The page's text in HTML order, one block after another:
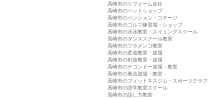
高崎市のリフォーム会社
高崎市のペットショップ
高崎市のペンション・コテージ
高崎市のゴルフ練習場・ショップ
高崎市の水泳教室・スイミングスクール
高崎市のダンススクール教室
高崎市のフラメンコ教室
高崎市の柔道教室・道場
高崎市の剣道教室・道場
高崎市のテコンドー道場・教室
高崎市の拳法道場・教室
高崎市のフィットネスジム・スポーツクラブ
高崎市の語学教室スクール
高崎市の話し方教室